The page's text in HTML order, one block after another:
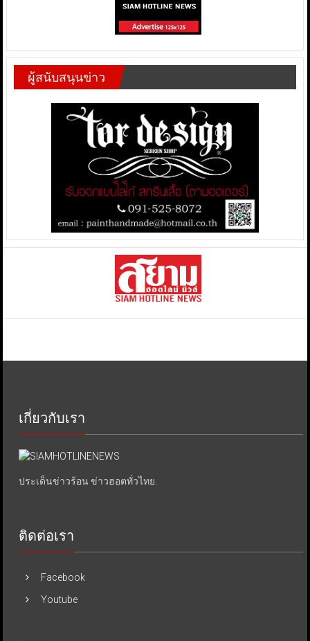
ผู้สนับสนุนข่าว
เกี่ยวกับเรา
ประเด็นข่าวร้อน ข่าวฮอตทั่วไทย.
ติดต่อเรา
Facebook
Youtube